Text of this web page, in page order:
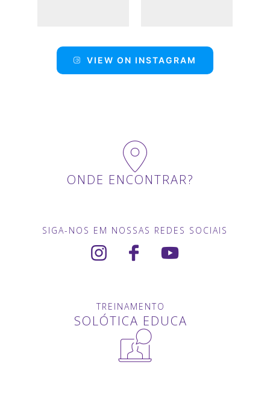
VIEW ON INSTAGRAM
ONDE ENCONTRAR?
SIGA-NOS EM NOSSAS REDES SOCIAIS
TREINAMENTO
SOLÓTICA EDUCA